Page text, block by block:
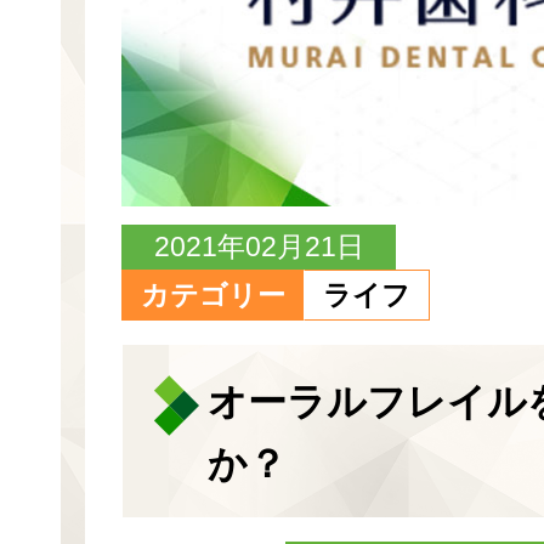
2021年02月21日
カテゴリー
ライフ
オーラルフレイル
か？